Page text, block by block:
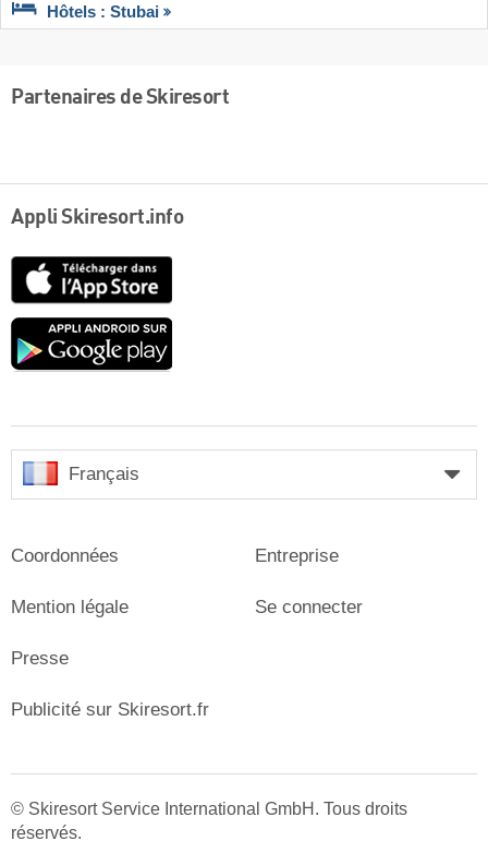
Hôtels : Stubai
Partenaires de Skiresort
Appli Skiresort.info
Google
Français
Coordonnées
Mention légale
Presse
Entreprise
Se connecter
Publicité sur Skiresort.fr
© Skiresort Service International GmbH. Tous droits
réservés.